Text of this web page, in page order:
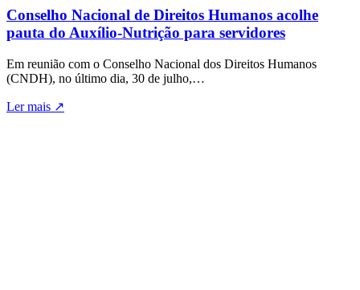
Conselho Nacional de Direitos Humanos acolhe
pauta do Auxílio-Nutrição para servidores
Em reunião com o Conselho Nacional dos Direitos Humanos
(CNDH), no último dia, 30 de julho,…
Ler mais ↗